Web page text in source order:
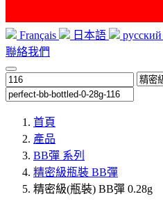
Français
日本語
聯絡我們
首頁
產品
BB彈 系列
精密級瓶裝 BB彈
精密級(瓶裝) BB彈 0.28g